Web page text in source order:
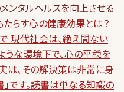
ンタルヘルスを向上させる
らす心の健康効果とは？
現代社会は、絶え間ない
うな環境下で、心の平穏を
は、その解決策は非常に身
です。読書は単なる知識の